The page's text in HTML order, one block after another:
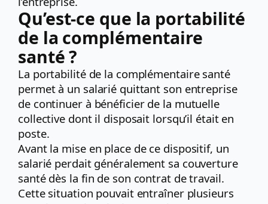
Qu’est-ce que la portabilité
de la complémentaire
santé ?
La portabilité de la complémentaire santé
permet à un salarié quittant son entreprise
de continuer à bénéficier de la mutuelle
collective dont il disposait lorsqu’il était en
poste.
Avant la mise en place de ce dispositif, un
salarié perdait généralement sa couverture
santé dès la fin de son contrat de travail.
Cette situation pouvait entraîner plusieurs